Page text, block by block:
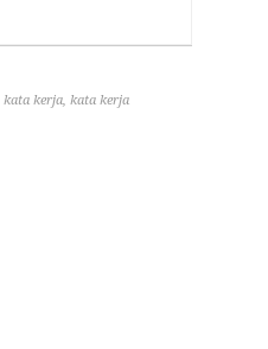
kata kerja, kata kerja